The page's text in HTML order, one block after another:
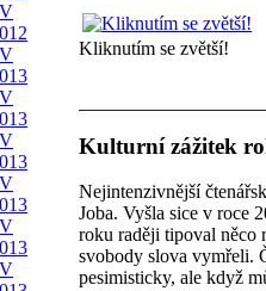
Kliknutím se zvětší!
Kulturní zážitek
Nejintenzivnější
Joba. Vyšla sice v roce
roku raději tipoval něco
svobody slova vymřeli.
pesimisticky, ale když